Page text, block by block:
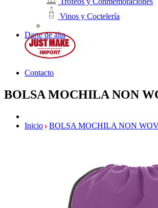
Vinos y Coctelería
Darte de alta
Contacto
BOLSA MOCHILA NON
Inicio BOLSA MOCHILA NON